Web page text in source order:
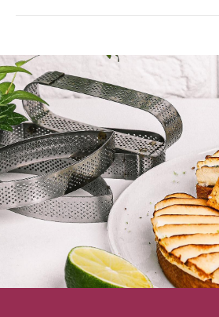
passer autant de fois que vous le
Vous pourrez utiliser ce peigne à
ganache, ou de la pâte à sucre.
Caractéristiques Peigne:
Peigne alimentaire
Idéal pour décoration
Effet faux bois
Longueur du peigne : 10 cm
Marque : Mallard Ferrière